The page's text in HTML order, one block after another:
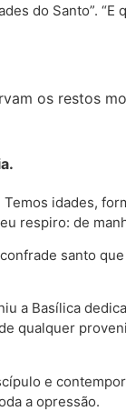
do Santo”.
os restos
idades,
respiro: de
santo
a Basílica
qualquer
e
a opressão.